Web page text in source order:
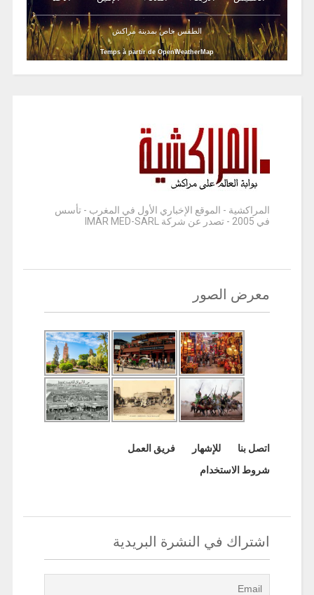
الطقس خاص بمدينة مراكش
Temps à partir de OpenWeatherMap
المراكشية - الموقع الإخباري الأول في المغرب - تأسس
في 2005 - تصدر عن شركة IMAR MED-SARL
معرض الصور
اتصل بنا للإشهار
فريق العمل
شروط الاستخدام
اشتراك في النشرة البريدية